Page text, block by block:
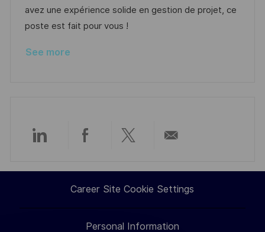
n
a r
avez une expérience solide en gestion de projet, ce
poste est fait pour vous !
See more
Share
via
LinkedIn
Share
via
Facebook
Share
via
twitter
via
email
Career Site Cookie Settings
Personal Information